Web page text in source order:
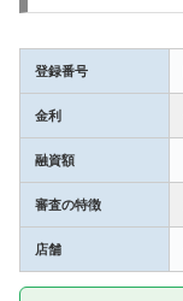
登録番号
金利
融資額
審査の特徴
店舗